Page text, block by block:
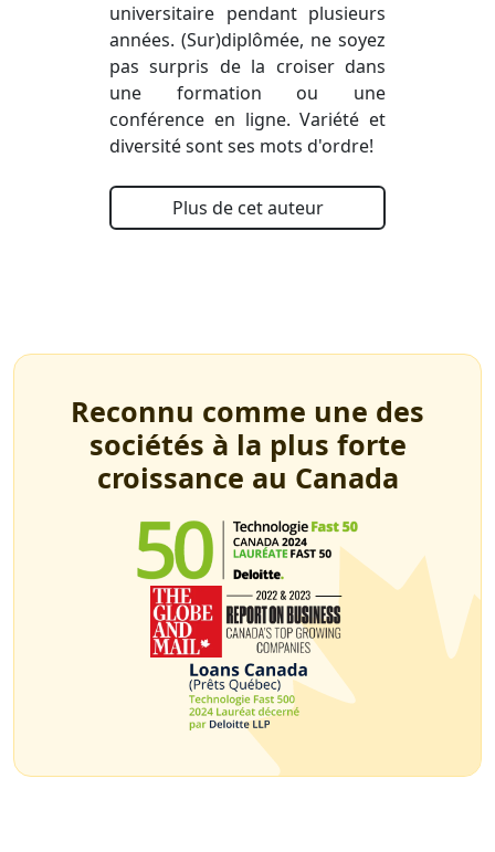
universitaire pendant plusieurs
années. (Sur)diplômée, ne soyez
pas surpris de la croiser dans
une formation ou une
conférence en ligne. Variété et
diversité sont ses mots d'ordre!
Plus de cet auteur
Reconnu comme une des
sociétés à la plus forte
croissance au Canada